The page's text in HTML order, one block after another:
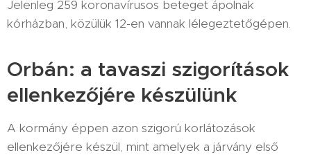
Jelenleg 259 koronavírusos beteget ápolnak
kórházban, közülük 12-en vannak lélegeztetőgépen.
Orbán: a tavaszi szigorítások
ellenkezőjére készülünk
A kormány éppen azon szigorú korlátozások
ellenkezőjére készül, mint amelyek a járvány első